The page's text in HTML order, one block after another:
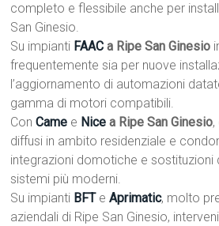
completo e flessibile anche per
San Ginesio.
Su impianti FAAC a Ripe San Ginesio
frequentemente sia per nuove
l’aggiornamento di automazioni
gamma di motori compatibili.
ConCame e Nice a Ripe San Ginesio
diffusi in ambito residenziale e
integrazioni domotiche e sostituzioni
sistemi più moderni.
Su impianti BFT eAprimatic, molto
aziendali di Ripe San Ginesio,